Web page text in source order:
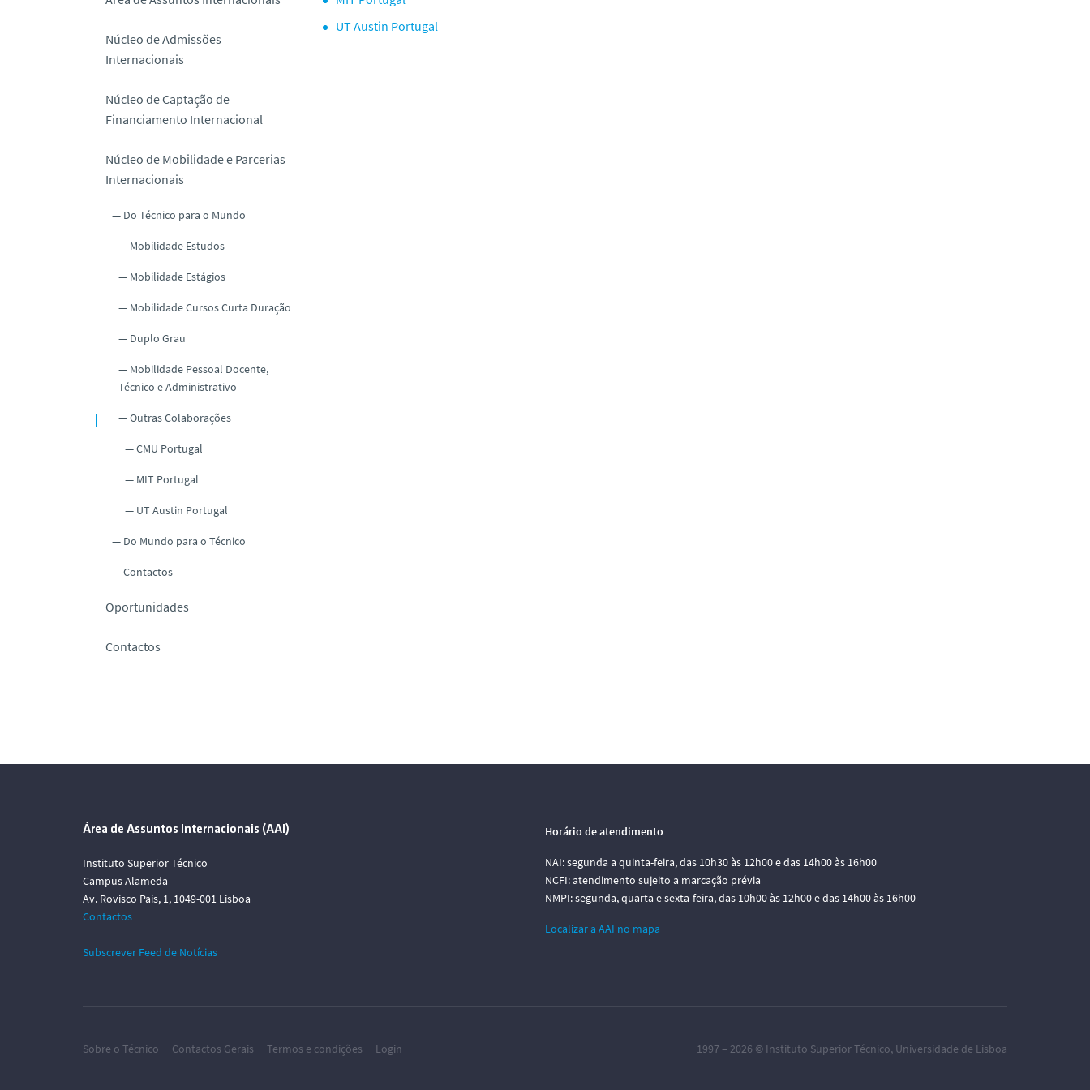
Núcleo de Admissões
Internacionais
Núcleo de Captação de
Financiamento Internacional
Núcleo de Mobilidade e Parcerias
Internacionais
Do Técnico para o Mundo
Mobilidade Estudos
Mobilidade Estágios
Mobilidade Cursos Curta Duração
Duplo Grau
Mobilidade Pessoal Docente,
Técnico e Administrativo
Outras Colaborações
CMU Portugal
MIT Portugal
UT Austin Portugal
Do Mundo para o Técnico
Contactos
Oportunidades
Contactos
UT Austin Portugal
Área de Assuntos Internacionais (AAI)
Instituto Superior Técnico
Campus Alameda
Av. Rovisco Pais, 1, 1049-001 Lisboa
Contactos
Subscrever Feed de Notícias
Horário de atendimento
NAI: segunda a quinta-feira, das 10h30 às 12h00 e das 14h00 às 16h00
NCFI: atendimento sujeito a marcação prévia
NMPI: segunda, quarta e sexta-feira, das 10h00 às 12h00 e das 14h00 às 16h00
Localizar a AAI no mapa
Sobre o Técnico Contactos Gerais Termos e condições Login 1997 – 2026 © Instituto Superior Técnico, Universidade de Lisboa